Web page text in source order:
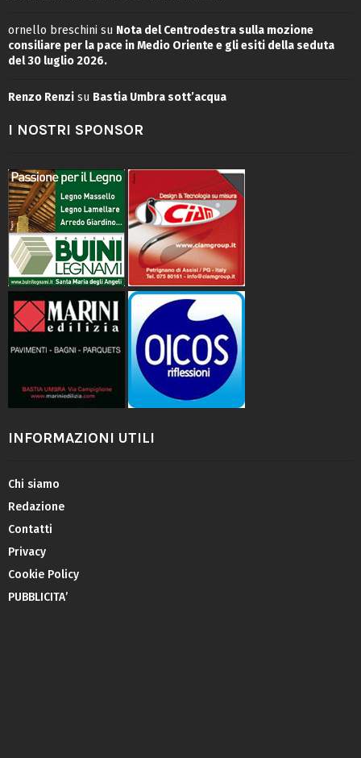
ornello breschini su Nota del Centrodestra sulla mozione
consiliare per la pace in Medio Oriente e gli esiti della seduta
del 30 luglio 2026.
Renzo Renzi su Bastia Umbra sott’acqua
I NOSTRI SPONSOR
INFORMAZIONI UTILI
Chi siamo
Redazione
Contatti
Privacy
Cookie Policy
PUBBLICITA’